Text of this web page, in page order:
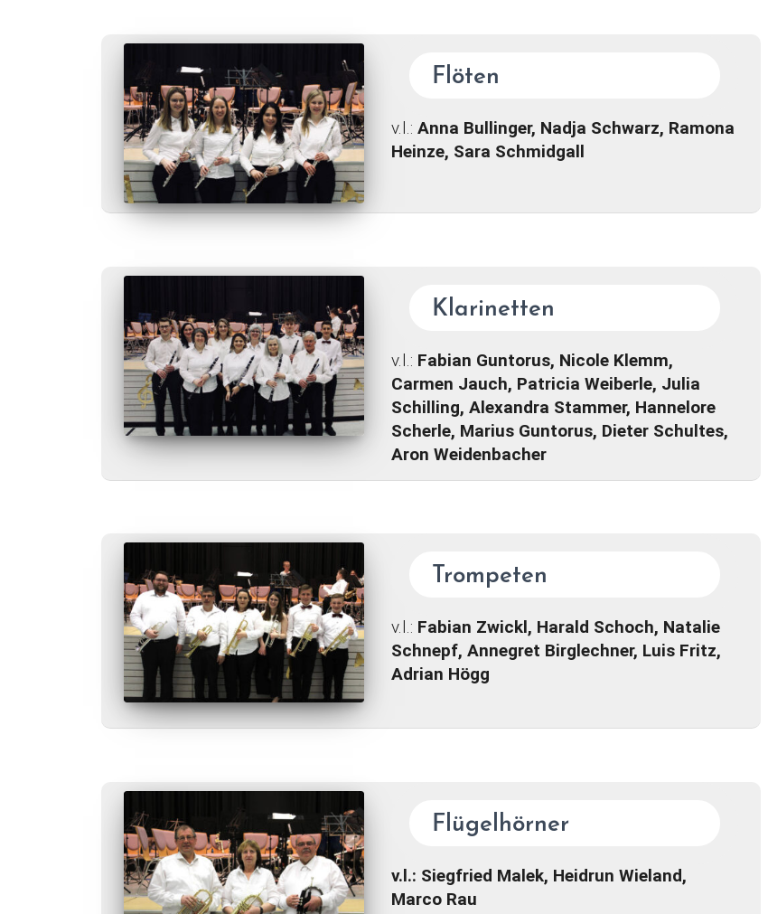
Flöten
v.l.: Anna Bullinger, Nadja Schwarz, Ramona
Heinze, Sara Schmidgall
Klarinetten
v.l.: Fabian Guntorus, Nicole Klemm,
Carmen Jauch, Patricia Weiberle, Julia
Schilling, Alexandra Stammer, Hannelore
Scherle, Marius Guntorus, Dieter Schultes,
Aron Weidenbacher
Trompeten
v.l.: Fabian Zwickl, Harald Schoch, Natalie
Schnepf, Annegret Birglechner, Luis Fritz,
Adrian Högg
Flügelhörner
v.l.: Siegfried Malek, Heidrun Wieland,
Marco Rau